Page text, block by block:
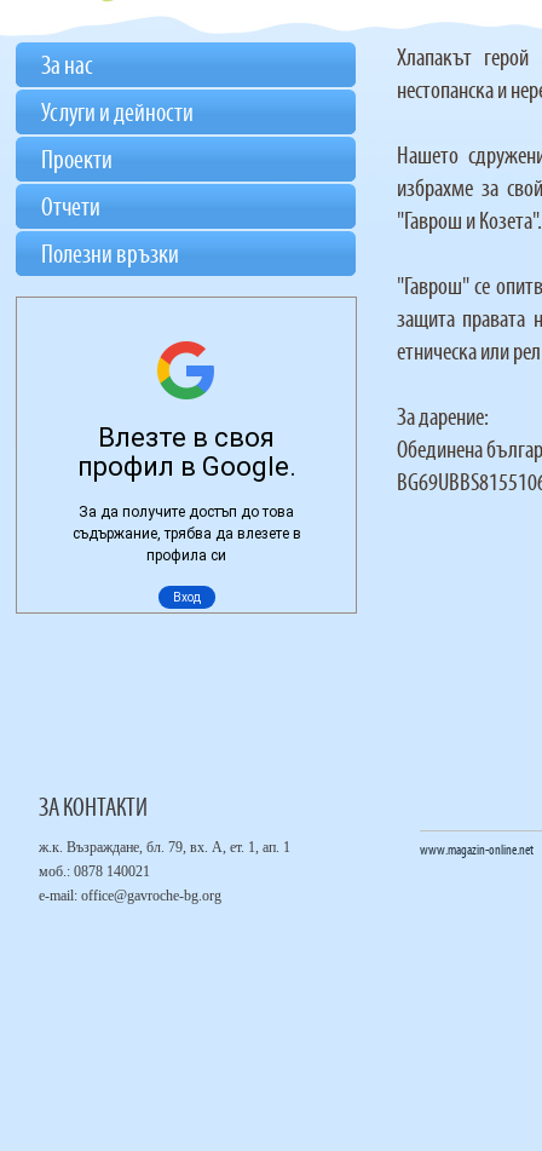
За нас
Услуги и дейности
Проекти
Отчети
Полезни връзки
Хлапакът
нестопанска и
Нашето
избрахме за
"Гаврош и Козета".
"Гаврош" се
защита правата
етническа или
За дарение:
Обединена
ЗА КОНТАКТИ
ж.к. Възраждане, бл. 79, вх. А, ет. 1, ап. 1
моб.: 0878 140021
е-mail: office@gavroche-bg.org
www.magazin-online.net